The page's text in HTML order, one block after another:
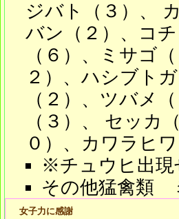
ジバト（３）、
バン（２）、コ
（６）、ミサゴ
２）、ハシブト
（２）、ツバメ
（３）、 セッカ
０）、カワラヒ
※チュウヒ出
その他猛禽類
女子力に感謝